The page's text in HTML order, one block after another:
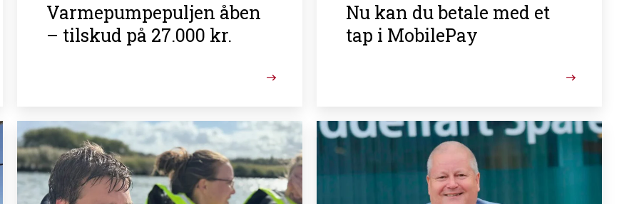
Varmepumpepuljen åben
– tilskud på 27.000 kr.
Nu kan du betale med et
tap i MobilePay